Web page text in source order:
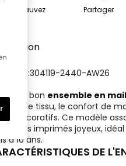
Sauvez Partager
2440-AW26
un bon ensemble en
le tissu, le confort de
décoratifs. Ce modèle
à des imprimés joyeux,
à 10 ans.
DE